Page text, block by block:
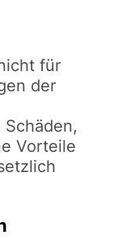
für
der
Vorteile